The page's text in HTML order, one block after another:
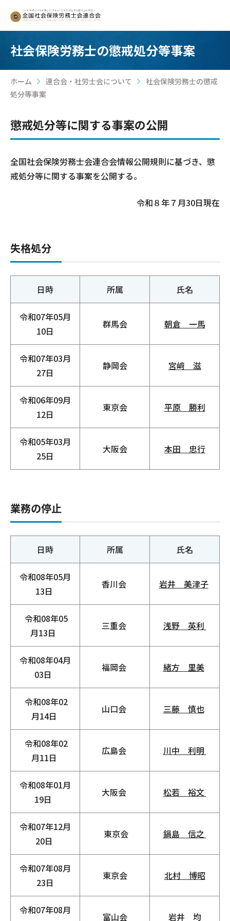
社会保険労務士の懲戒処分等事案
ホーム >
連合会・社労士会について >
社会保険労務士の懲戒
処分等事案
懲戒処分等に関する事案の公開
全国社会保険労務士会連合会情報公開規則に基づき、懲
戒処分等に関する事案を公開する。
令和８年７月30日現在
失格処分
日時 所属 氏名
令和07年05月
10日
群馬会 朝倉 一馬
令和07年03月
27日
静岡会 宮﨑 滋
令和06年09月
12日
東京会 平原 勝利
令和05年03月
25日
大阪会 本田 忠行
業務の停止
日時 所属 氏名
令和08年05月
13日
香川会 岩井 美津子
令和08年05
月13日
三重会 浅野 英利
令和08年04月
03日
福岡会 緒方 里美
令和08年02
月14日
山口会 三藤 慎也
令和08年02
月11日
広島会 川中 利明
令和08年01月
19日
大阪会 松若 裕文
令和07年12月
20日
東京会 鍋島 信之
令和07年08月
23日
東京会 北村 博昭
令和07年08月
富山会 岩井 均